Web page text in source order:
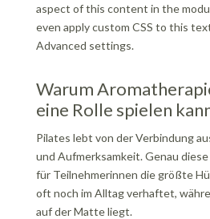
aspect of this content in the
even apply custom CSS to this
Advanced settings.
Warum
eine Rolle spielen
Pilates lebt von der Verbindung
und Aufmerksamkeit. Genau
für Teilnehmerinnen die größte
oft noch im Alltag verhaftet,
auf der Matte liegt.